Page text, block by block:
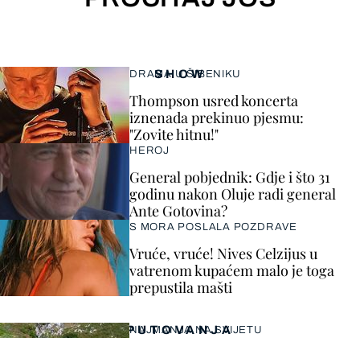
SHOW
DRAMA U ŠIBENIKU
Thompson usred koncerta
iznenada prekinuo pjesmu:
"Zovite hitnu!"
HEROJ
General pobjednik: Gdje i što 31
godinu nakon Oluje radi general
Ante Gotovina?
S MORA POSLALA POZDRAVE
Vruće, vruće! Nives Celzijus u
vatrenom kupaćem malo je toga
prepustila mašti
PUTOVANJA
NAJMANJA NA SVIJETU